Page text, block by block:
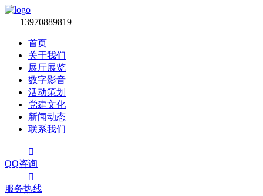
13970889819
首页
关于我们
展厅展览
数字影音
活动策划
党建文化
新闻动态
联系我们

QQ咨询

服务热线